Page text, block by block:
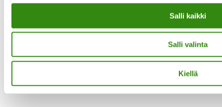
Salli kaikki
Salli valinta
Kiellä